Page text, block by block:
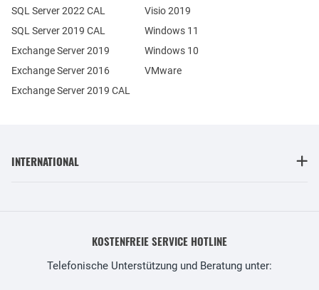
Exchange Server 2019
Exchange Server 2016
SQL Server 2022 CAL
SQL Server 2019 CAL
Exchange Server 2019 CAL
Visio 2019
Windows 11
Windows 10
VMware
INTERNATIONAL
KOSTENFREIE SERVICE HOTLINE
Telefonische Unterstützung und Beratung unter: